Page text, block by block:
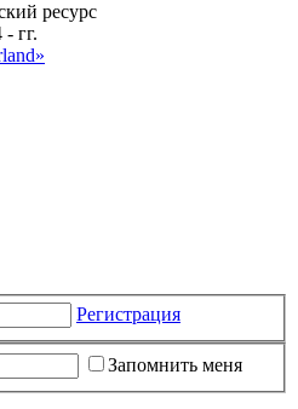
ресурс
- гг.
Регистрация
Запомнить меня